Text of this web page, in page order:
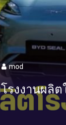
mod
รงงานผลิ